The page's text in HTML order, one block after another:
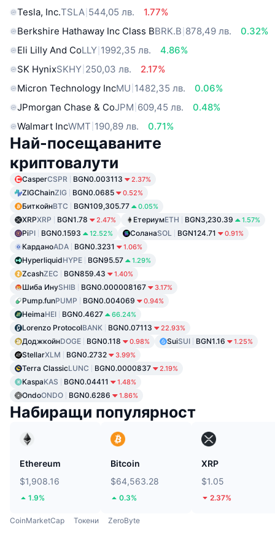
Tesla, Inc.TSLA 544,05 лв.
1.77%
Berkshire Hathaway Inc Class BBRK.B 878,49 лв.
0.32%
Eli Lilly And CoLLY 1992,35 лв.
4.86%
SK HynixSKHY 250,03 лв.
2.17%
Micron Technology IncMU 1482,35 лв.
0.06%
JPmorgan Chase & CoJPM 609,45 лв.
0.48%
Walmart IncWMT 190,89 лв. 0.71%
Най-посещаваните
криптовалути
CasperCSPR BGN0.003113 2.37%
ZIGChainZIG BGN0.0685 0.52%
БиткойнBTC BGN109,305.77 0.05%
XRPXRP BGN1.78 2.47% ЕтериумETH BGN3,230.39 1.57%
PiPI BGN0.1593 12.52% СоланаSOL BGN124.71 0.91%
КарданоADA BGN0.3231 1.06%
HyperliquidHYPE BGN95.57 1.29%
ZcashZEC BGN859.43 1.40%
Шиба ИнуSHIB BGN0.000008167 3.17%
Pump.funPUMP BGN0.004069 0.94%
HeimaHEI BGN0.4627 66.24%
Lorenzo ProtocolBANK BGN0.07113 22.93%
ДоджкойнDOGE BGN0.118 0.98% SuiSUI BGN1.16 1.25%
StellarXLM BGN0.2732 3.99%
Terra ClassicLUNC BGN0.0000837 2.19%
KaspaKAS BGN0.04411 1.48%
OndoONDO BGN0.6286 1.86%
Набиращи популярност
Ethereum
$1,908.16
1.9%
Bitcoin
$64,563.28
0.3%
XRP
$1.05
2.37%
CoinMarketCap Токени ZeroByte